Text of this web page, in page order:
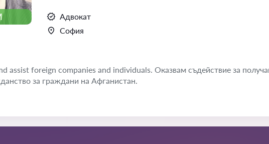
Адвокат
София
assist foreign companies and individuals. Оказвам съдействие за
за граждани на Афганистан.